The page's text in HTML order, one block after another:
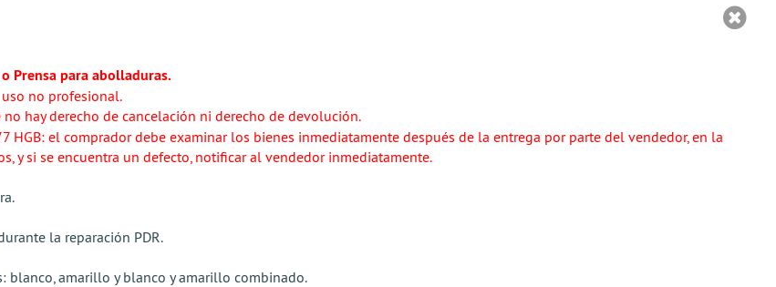
o Prensa para abolladuras.
no profesional.
no hay derecho de cancelación ni derecho de devolución.
HGB: el comprador debe examinar los bienes inmediatamente después de la entrega por parte del vendedor, en la
y si se encuentra un defecto, notificar al vendedor inmediatamente.
la reparación PDR.
blanco, amarillo y blanco y amarillo combinado.